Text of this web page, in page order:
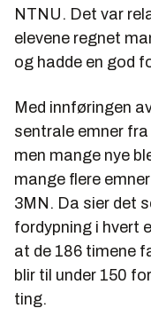
NTNU. Det var
elevene regnet
og hadde en god
Med innføringen
sentrale emner
men mange nye
mange flere
3MN. Da sier det
fordypning i hvert
at de 186 timene
blir til under 150
ting.